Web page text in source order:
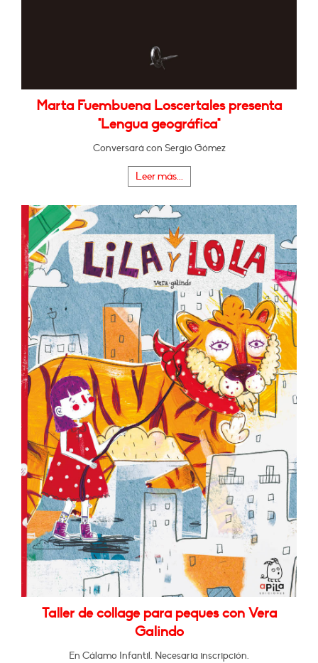
Marta Fuembuena Loscertales presenta
"Lengua geográfica"
Conversará con Sergio Gómez
Leer más...
Taller de collage para peques con Vera
Galindo
En Cálamo Infantil. Necesaria inscripción.